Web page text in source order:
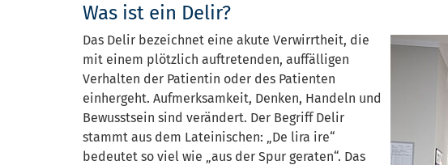
Was ist ein Delir?
Das Delir bezeichnet eine akute Verwirrtheit, die
mit einem plötzlich auftretenden, auffälligen
Verhalten der Patientin oder des Patienten
einhergeht. Aufmerksamkeit, Denken, Handeln und
Bewusstsein sind verändert. Der Begriff Delir
stammt aus dem Lateinischen: „De lira ire“
bedeutet so viel wie „aus der Spur geraten“. Das